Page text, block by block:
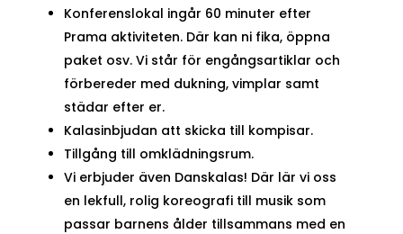
Konferenslokal ingår 60 minuter efter
Prama aktiviteten. Där kan ni fika, öppna
paket osv. Vi står för engångsartiklar och
förbereder med dukning, vimplar samt
städar efter er.
Kalasinbjudan att skicka till kompisar.
Tillgång till omklädningsrum.
Vi erbjuder även Danskalas! Där lär vi oss
en lekfull, rolig koreografi till musik som
passar barnens ålder tillsammans med en